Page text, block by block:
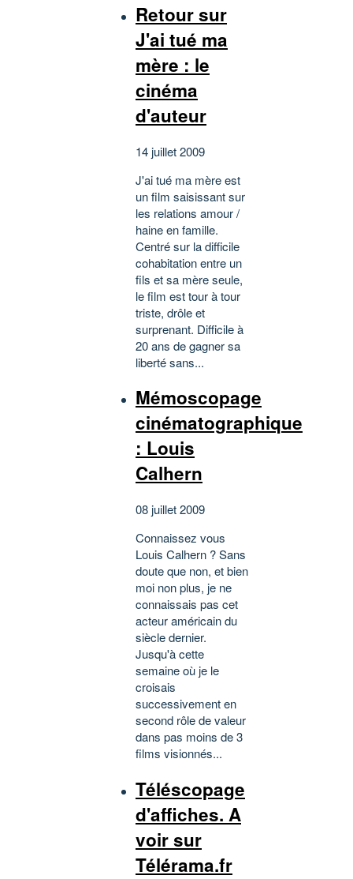
Retour sur
J'ai tué ma
mère : le
cinéma
d'auteur
14 juillet 2009
J'ai tué ma mère est
un film saisissant sur
les relations amour /
haine en famille.
Centré sur la difficile
cohabitation entre un
fils et sa mère seule,
le film est tour à tour
triste, drôle et
surprenant. Difficile à
20 ans de gagner sa
liberté sans...
Mémoscopage
cinématographique
: Louis
Calhern
08 juillet 2009
Connaissez vous
Louis Calhern ? Sans
doute que non, et bien
moi non plus, je ne
connaissais pas cet
acteur américain du
siècle dernier.
Jusqu'à cette
semaine où je le
croisais
successivement en
second rôle de valeur
dans pas moins de 3
films visionnés...
Téléscopage
d'affiches. A
voir sur
Télérama.fr